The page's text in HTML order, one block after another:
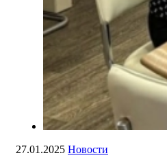
27.01.2025 Новости